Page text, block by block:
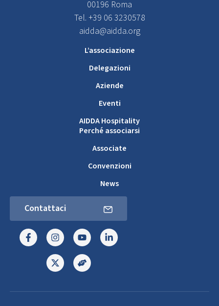
00196 Roma
Tel. +39 06 3230578
aidda@aidda.org
L’associazione
Delegazioni
Aziende
Eventi
AIDDA Hospitality
Perché associarsi
Associate
Convenzioni
News
Contattaci